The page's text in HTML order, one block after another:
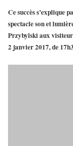
Ce succès s’explique
spectacle son et
Przybylskiaux
2 janvier 2017, de